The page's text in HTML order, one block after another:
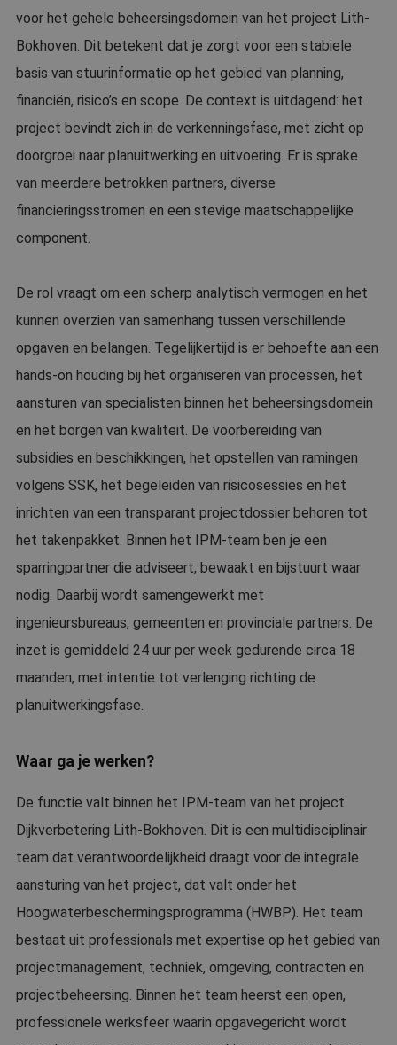
voor het gehele beheersingsdomein van het project Lith-
Bokhoven. Dit betekent dat je zorgt voor een stabiele
basis van stuurinformatie op het gebied van planning,
financiën, risico’s en scope. De context is uitdagend: het
project bevindt zich in de verkenningsfase, met zicht op
doorgroei naar planuitwerking en uitvoering. Er is sprake
van meerdere betrokken partners, diverse
financieringsstromen en een stevige maatschappelijke
component.
De rol vraagt om een scherp analytisch vermogen en het
kunnen overzien van samenhang tussen verschillende
opgaven en belangen. Tegelijkertijd is er behoefte aan een
hands-on houding bij het organiseren van processen, het
aansturen van specialisten binnen het beheersingsdomein
en het borgen van kwaliteit. De voorbereiding van
subsidies en beschikkingen, het opstellen van ramingen
volgens SSK, het begeleiden van risicosessies en het
inrichten van een transparant projectdossier behoren tot
het takenpakket. Binnen het IPM-team ben je een
sparringpartner die adviseert, bewaakt en bijstuurt waar
nodig. Daarbij wordt samengewerkt met
ingenieursbureaus, gemeenten en provinciale partners. De
inzet is gemiddeld 24 uur per week gedurende circa 18
maanden, met intentie tot verlenging richting de
planuitwerkingsfase.
Waar ga je werken?
De functie valt binnen het IPM-team van het project
Dijkverbetering Lith-Bokhoven. Dit is een multidisciplinair
team dat verantwoordelijkheid draagt voor de integrale
aansturing van het project, dat valt onder het
Hoogwaterbeschermingsprogramma (HWBP). Het team
bestaat uit professionals met expertise op het gebied van
projectmanagement, techniek, omgeving, contracten en
projectbeheersing. Binnen het team heerst een open,
professionele werksfeer waarin opgavegericht wordt